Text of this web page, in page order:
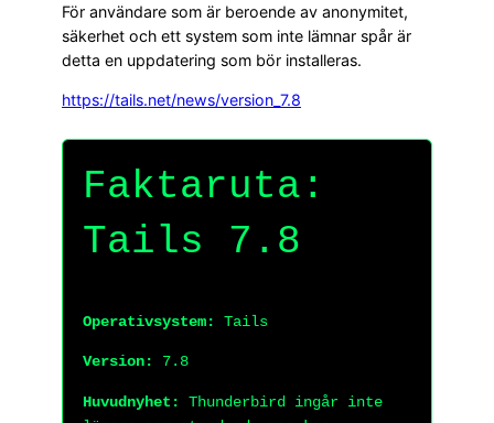
För användare som är beroende av anonymitet,
säkerhet och ett system som inte lämnar spår är
detta en uppdatering som bör installeras.
https://tails.net/news/version_7.8
Faktaruta:
Tails 7.8
Operativsystem: Tails
Version: 7.8
Huvudnyhet:
Thunderbird ingår inte